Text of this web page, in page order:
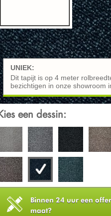
UNIEK:
Dit tapijt is op 4 meter
bezichtigen in onze showroom
een dessin:
Binnen 24 uur een
maat?